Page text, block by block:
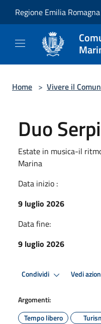
Regione Emilia Romagna
Home > Vivere il
Duo
Estate in musica-il
Marina
Data inizio :
9 luglio 2026
Data fine:
9 luglio 2026
Condividi Vedi
Argomenti:
Tempo libero